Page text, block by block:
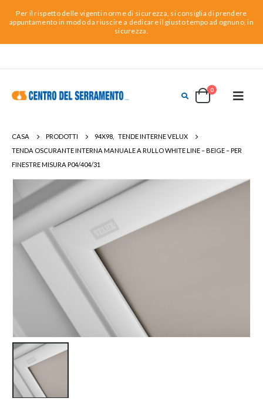
Per il rispetto delle vigenti norme di sicurezza, si consiglia di prendere
appuntamento in modo da riuscire a dedicare il giusto tempo ad ognuno, in
sicurezza.
0
CASA PRODOTTI 94X98
TENDE INTERNE VELUX
TENDA OSCURANTE INTERNA MANUALE A RULLO WHITE LINE – BEIGE – PER
FINESTRE MISURA P04/404/31